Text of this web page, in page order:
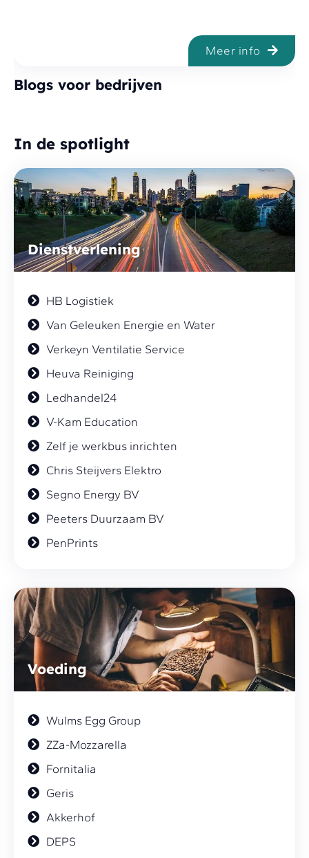
Meer info
Blogs voor bedrijven
In de spotlight
Dienstverlening
HB Logistiek
Van Geleuken Energie en Water
Verkeyn Ventilatie Service
Heuva Reiniging
Ledhandel24
V-Kam Education
Zelf je werkbus inrichten
Chris Steijvers Elektro
Segno Energy BV
Peeters Duurzaam BV
PenPrints
Voeding
Wulms Egg Group
ZZa-Mozzarella
Fornitalia
Geris
Akkerhof
DEPS